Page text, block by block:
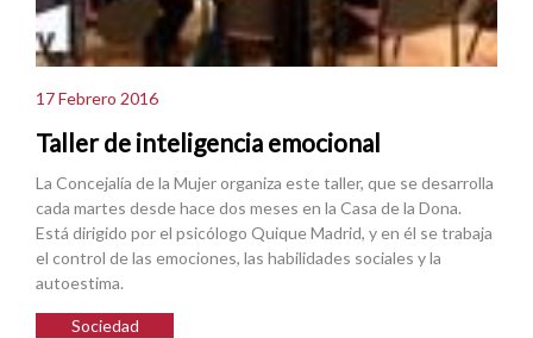
17 Febrero 2016
Taller de inteligencia emocional
La Concejalía de la Mujer organiza este taller, que se desarrolla
cada martes desde hace dos meses en la Casa de la Dona.
Está dirigido por el psicólogo Quique Madrid, y en él se trabaja
el control de las emociones, las habilidades sociales y la
autoestima.
Sociedad